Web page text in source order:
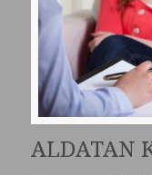
ALDATAN